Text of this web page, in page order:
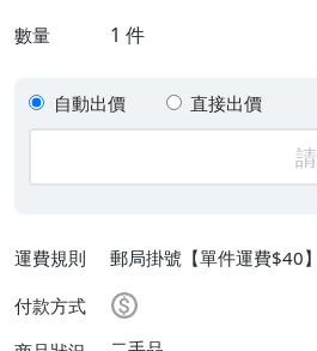
數量 1 件
自動出價 直接出價
運費規則
郵局掛號【單件運費$40】
付款方式